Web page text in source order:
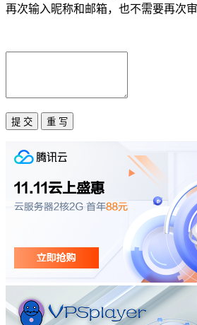
再次输入昵称和邮箱，也不需要再次审